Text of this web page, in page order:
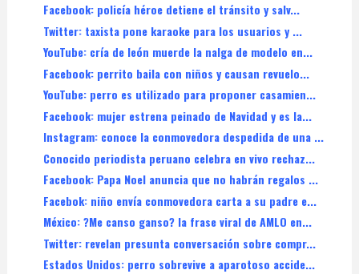
Facebook: policía héroe detiene el tránsito y salv...
Twitter: taxista pone karaoke para los usuarios y ...
YouTube: cría de león muerde la nalga de modelo en...
Facebook: perrito baila con niños y causan revuelo...
YouTube: perro es utilizado para proponer casamien...
Facebook: mujer estrena peinado de Navidad y es la...
Instagram: conoce la conmovedora despedida de una ...
Conocido periodista peruano celebra en vivo rechaz...
Facebook: Papa Noel anuncia que no habrán regalos ...
Facebok: niño envía conmovedora carta a su padre e...
México: ?Me canso ganso? la frase viral de AMLO en...
Twitter: revelan presunta conversación sobre compr...
Estados Unidos: perro sobrevive a aparotoso accide...